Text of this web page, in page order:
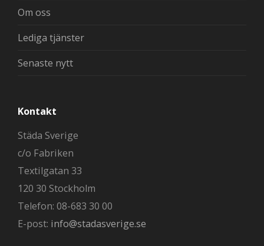
Om oss
Lediga tjänster
Senaste nytt
Kontakt
Städa Sverige
c/o Fabriken
Textilgatan 33
120 30 Stockholm
Telefon: 08-683 30 00
E-post: info@stadasverige.se